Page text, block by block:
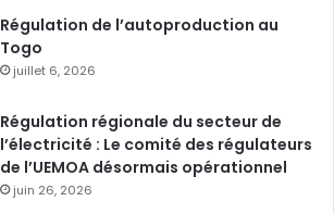
Régulation de l’autoproduction au
Togo
juillet 6, 2026
Régulation régionale du secteur de
l’électricité : Le comité des régulateurs
de l’UEMOA désormais opérationnel
juin 26, 2026